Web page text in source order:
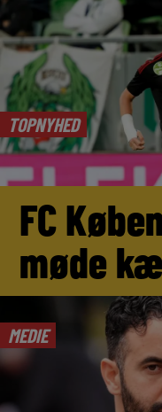
TOPNYHED
FC
møde
MEDIE